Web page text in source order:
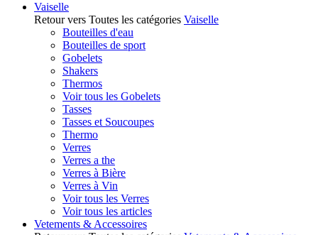
Vaiselle
Retour vers Toutes les catégories Vaiselle
Bouteilles d'eau
Bouteilles de sport
Gobelets
Shakers
Thermos
Voir tous les Gobelets
Tasses
Tasses et Soucoupes
Thermo
Verres
Verres a the
Verres à Bière
Verres à Vin
Voir tous les Verres
Voir tous les articles
Vetements & Accessoires